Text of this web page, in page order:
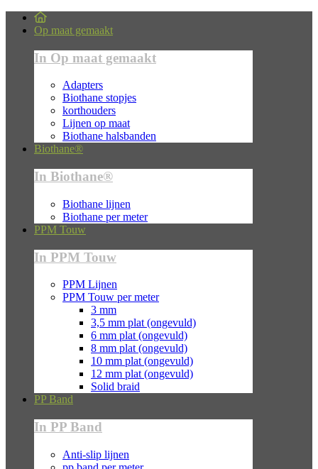
Op maat gemaakt
In Op maat gemaakt
Adapters
Biothane stopjes
korthouders
Lijnen op maat
Biothane halsbanden
Biothane®
In Biothane®
Biothane lijnen
Biothane per meter
PPM Touw
In PPM Touw
PPM Lijnen
PPM Touw per meter
3 mm
3,5 mm plat (ongevuld)
6 mm plat (ongevuld)
8 mm plat (ongevuld)
10 mm plat (ongevuld)
12 mm plat (ongevuld)
Solid braid
PP Band
In PP Band
Anti-slip lijnen